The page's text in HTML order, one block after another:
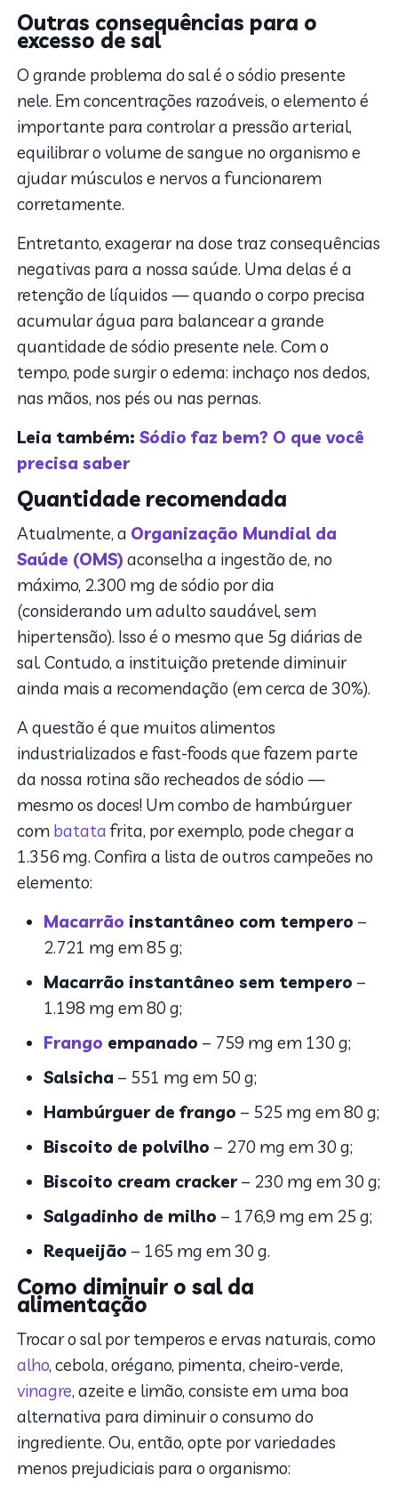
Outras consequências para o
excesso de sal
O grande problema do sal é o sódio presente
nele. Em concentrações razoáveis, o elemento é
importante para controlar a pressão arterial,
equilibrar o volume de sangue no organismo e
ajudar músculos e nervos a funcionarem
corretamente.
Entretanto, exagerar na dose traz consequências
negativas para a nossa saúde. Uma delas é a
retenção de líquidos — quando o corpo precisa
acumular água para balancear a grande
quantidade de sódio presente nele. Com o
tempo, pode surgir o edema: inchaço nos dedos,
nas mãos, nos pés ou nas pernas.
Leia também:Sódio faz bem? O que você
precisa saber
Quantidade recomendada
Atualmente, a Organização Mundial da
Saúde (OMS) aconselha a ingestão de, no
máximo, 2.300 mg de sódio por dia
(considerando um adulto saudável, sem
hipertensão). Isso é o mesmo que 5g diárias de
sal. Contudo, a instituição pretende diminuir
ainda mais a recomendação (em cerca de 30%).
A questão é que muitos alimentos
industrializados e fast-foods que fazem parte
da nossa rotina são recheados de sódio —
mesmo os doces! Um combo de hambúrguer
com batata frita, por exemplo, pode chegar a
1.356 mg. Confira a lista de outros campeões no
elemento:
Macarrão instantâneo com tempero –
2.721 mg em 85 g;
Macarrão instantâneo sem tempero –
1.198 mg em 80 g;
Frango empanado – 759 mg em 130 g;
Salsicha – 551 mg em 50 g;
Hambúrguer de frango – 525 mg em 80 g;
Biscoito de polvilho – 270 mg em 30 g;
Biscoito cream cracker– 230 mg em 30 g;
Salgadinho de milho – 176,9 mg em 25 g;
Requeijão – 165 mg em 30 g.
Como diminuir o sal da
alimentação
Trocar o sal por temperos e ervas naturais, como
alho, cebola, orégano, pimenta, cheiro-verde,
vinagre, azeite e limão, consiste em uma boa
alternativa para diminuir o consumo do
ingrediente. Ou, então, opte por variedades
menos prejudiciais para o organismo: